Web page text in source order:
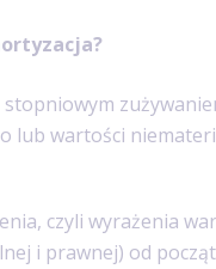
lub wartości
czyli wyrażenia
i prawnej) od